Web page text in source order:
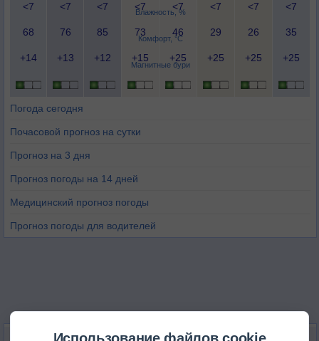
Влажность, %
Комфорт, °C
Магнитные бури
<7 <7 <7 <7 <7 <7 <7 <7
68 76 85 73 46 29 26 35
+14 +13 +12 +15 +25 +25 +25 +25
Погода сегодня
Почасовой прогноз на сутки
Прогноз на 3 дня
Прогноз погоды на 14 дней
Медицинский прогноз погоды
Прогноз погоды для водителей
НОВОЕ О ПОГОДЕ
Использование файлов cookie